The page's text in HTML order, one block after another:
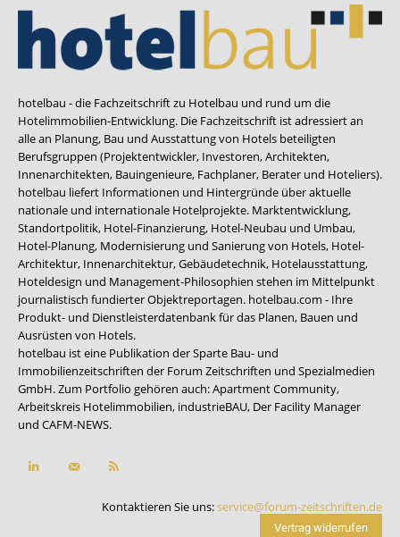
hotelbau - die Fachzeitschrift zu Hotelbau und rund um die
Hotelimmobilien-Entwicklung. Die Fachzeitschrift ist adressiert an
alle an Planung, Bau und Ausstattung von Hotels beteiligten
Berufsgruppen (Projektentwickler, Investoren, Architekten,
Innenarchitekten, Bauingenieure, Fachplaner, Berater und Hoteliers).
hotelbau liefert Informationen und Hintergründe über aktuelle
nationale und internationale Hotelprojekte. Marktentwicklung,
Standortpolitik, Hotel-Finanzierung, Hotel-Neubau und Umbau,
Hotel-Planung, Modernisierung und Sanierung von Hotels, Hotel-
Architektur, Innenarchitektur, Gebäudetechnik, Hotelausstattung,
Hoteldesign und Management-Philosophien stehen im Mittelpunkt
journalistisch fundierter Objektreportagen. hotelbau.com - Ihre
Produkt- und Dienstleisterdatenbank für das Planen, Bauen und
Ausrüsten von Hotels.
hotelbau ist eine Publikation der Sparte Bau- und
Immobilienzeitschriften der Forum Zeitschriften und Spezialmedien
GmbH. Zum Portfolio gehören auch:Apartment Community,
Arbeitskreis Hotelimmobilien, industrieBAU, Der Facility Manager
und CAFM-NEWS.
Kontaktieren Sie uns:service@forum-zeitschriften.de
Vertrag widerrufen